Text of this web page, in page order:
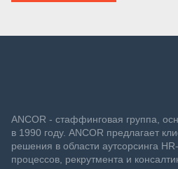
ANCOR - стаффинговая группа,
в 1990 году. ANCOR предлагает
решения в области аутсорсинга
процессов, рекрутмента и